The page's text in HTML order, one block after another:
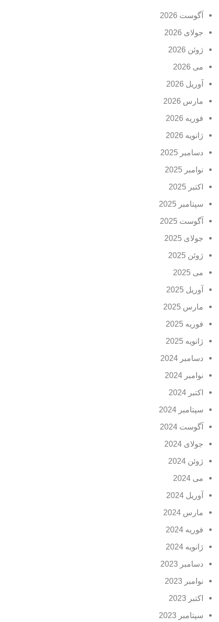
آگوست 2026
جولای 2026
ژوئن 2026
می 2026
آوریل 2026
مارس 2026
فوریه 2026
ژانویه 2026
دسامبر 2025
نوامبر 2025
اکتبر 2025
سپتامبر 2025
آگوست 2025
جولای 2025
ژوئن 2025
می 2025
آوریل 2025
مارس 2025
فوریه 2025
ژانویه 2025
دسامبر 2024
نوامبر 2024
اکتبر 2024
سپتامبر 2024
آگوست 2024
جولای 2024
ژوئن 2024
می 2024
آوریل 2024
مارس 2024
فوریه 2024
ژانویه 2024
دسامبر 2023
نوامبر 2023
اکتبر 2023
سپتامبر 2023